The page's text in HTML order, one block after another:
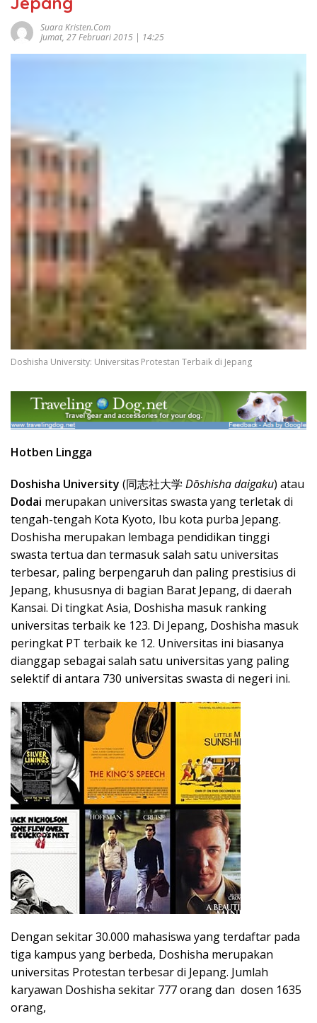
Suara Kristen.com
Jumat, 27 Februari 2015 | 14:25
Doshisha University: Universitas Protestan Terbaik di Jepang
Hotben Lingga
Doshisha University (同志社大学 Dōshisha daigaku) atau
Dodai merupakan universitas swasta yang terletak di
tengah-tengah Kota Kyoto, Ibu kota purba Jepang.
Doshisha merupakan lembaga pendidikan tinggi
swasta tertua dan termasuk salah satu universitas
terbesar, paling berpengaruh dan paling prestisius di
Jepang, khususnya di bagian Barat Jepang, di daerah
Kansai. Di tingkat Asia, Doshisha masuk ranking
universitas terbaik ke 123. Di Jepang, Doshisha masuk
peringkat PT terbaik ke 12. Universitas ini biasanya
dianggap sebagai salah satu universitas yang paling
selektif di antara 730 universitas swasta di negeri ini.
Dengan sekitar 30.000 mahasiswa yang terdaftar pada
tiga kampus yang berbeda, Doshisha merupakan
universitas Protestan terbesar di Jepang. Jumlah
karyawan Doshisha sekitar 777 orang dan dosen 1635
orang,